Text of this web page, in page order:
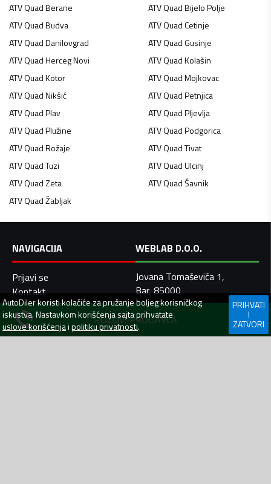
POZOVI PRODAVCA
ATV QuadBerane ATV QuadBijelo Polje
ATV QuadBudva ATV QuadCetinje
ATV QuadDanilovgrad ATV QuadGusinje
ATV QuadHerceg Novi ATV QuadKolašin
ATV QuadKotor ATV QuadMojkovac
ATV QuadNikšić ATV QuadPetnjica
ATV QuadPlav ATV QuadPljevlja
ATV QuadPlužine ATV QuadPodgorica
ATV QuadRožaje ATV QuadTivat
ATV QuadTuzi ATV QuadUlcinj
ATV QuadZeta ATV QuadŠavnik
ATV QuadŽabljak
NAVIGACIJA
Prijavi se
Kontakt
Pomoć
Uslovi korišćenja
Politika privatnosti
WEBLAB D.O.O.
Jovana Tomaševića 1,
Bar, 85000
Crna Gora
PIB: 03007448
+382 (0) 67 312 555
AutoDilerkoristi kolačiće za pružanje boljeg korisničkog
iskustva. Nastavkom korišćenja sajta prihvatate
uslove korišćenjaipolitiku privatnosti.
PRIHVATI
I
ZATVORI